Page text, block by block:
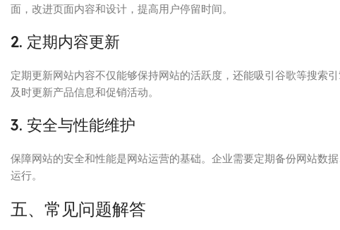
面，改进页面内容和设计，提高用户停留时间。
2. 定期内容更新
定期更新网站内容不仅能够保持网站的活跃度，还能吸引谷歌等搜索
及时更新产品信息和促销活动。
3. 安全与性能维护
保障网站的安全和性能是网站运营的基础。企业需要定期备份网站数
运行。
五、常见问题解答